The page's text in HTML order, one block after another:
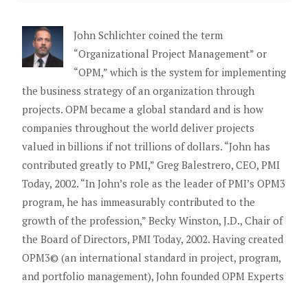
John Schlichter coined the term
“Organizational Project Management” or
“OPM,” which is the system for implementing
the business strategy of an organization through
projects. OPM became a global standard and is how
companies throughout the world deliver projects
valued in billions if not trillions of dollars. “John has
contributed greatly to PMI,” Greg Balestrero, CEO, PMI
Today, 2002. “In John’s role as the leader of PMI’s OPM3
program, he has immeasurably contributed to the
growth of the profession,” Becky Winston, J.D., Chair of
the Board of Directors, PMI Today, 2002. Having created
OPM3© (an international standard in project, program,
and portfolio management), John founded OPM Experts